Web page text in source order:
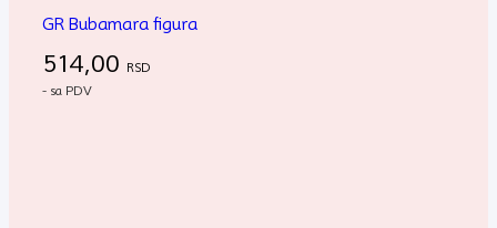
GR Bubamara figura
514,00 RSD
- sa PDV